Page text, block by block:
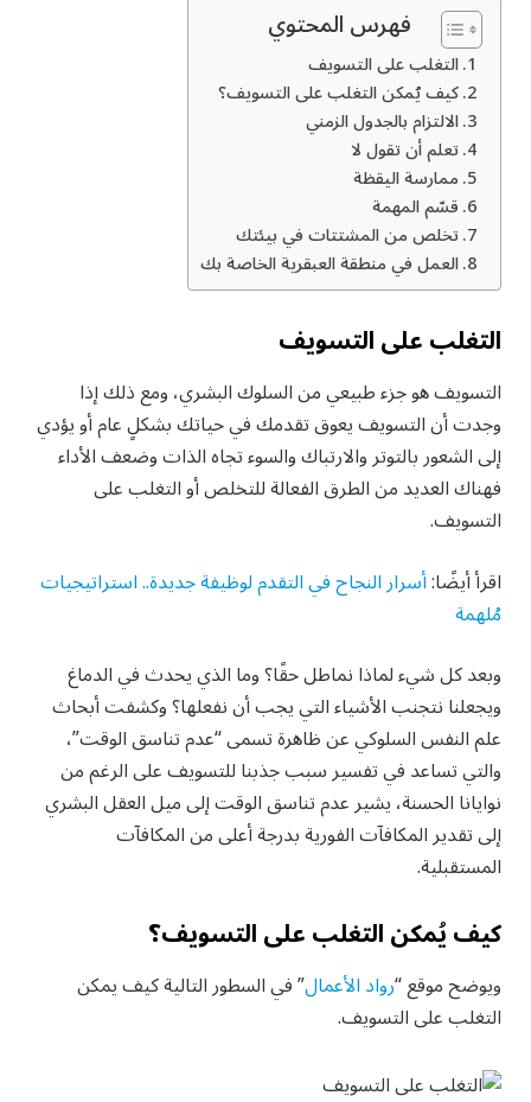
فهرس المحتوي
التغلب على التسويف
كيف يُمكن التغلب على التسويف؟
الالتزام بالجدول الزمني
تعلم أن تقول لا
ممارسة اليقظة
قسّم المهمة
تخلص من المشتتات في بيئتك
العمل في منطقة العبقرية الخاصة بك
التغلب على التسويف
التسويف هو جزء طبيعي من السلوك البشري، ومع ذلك إذا
وجدت أن التسويف يعوق تقدمك في حياتك بشكلٍ عام أو يؤدي
إلى الشعور بالتوتر والارتباك والسوء تجاه الذات وضعف الأداء
فهناك العديد من الطرق الفعالة للتخلص أو التغلب على
التسويف.
اقرأ أيضًا:أسرار النجاح في التقدم لوظيفة جديدة.. استراتيجيات
مُلهمة
وبعد كل شيء لماذا نماطل حقًا؟ وما الذي يحدث في الدماغ
ويجعلنا نتجنب الأشياء التي يجب أن نفعلها؟ وكشفت أبحاث
علم النفس السلوكي عن ظاهرة تسمى “عدم تناسق الوقت”،
والتي تساعد في تفسير سبب جذبنا للتسويف على الرغم من
نوايانا الحسنة، يشير عدم تناسق الوقت إلى ميل العقل البشري
إلى تقدير المكافآت الفورية بدرجة أعلى من المكافآت
المستقبلية.
كيف يُمكن التغلب على التسويف؟
ويوضح موقع “رواد الأعمال” في السطور التالية كيف يمكن
التغلب على التسويف.